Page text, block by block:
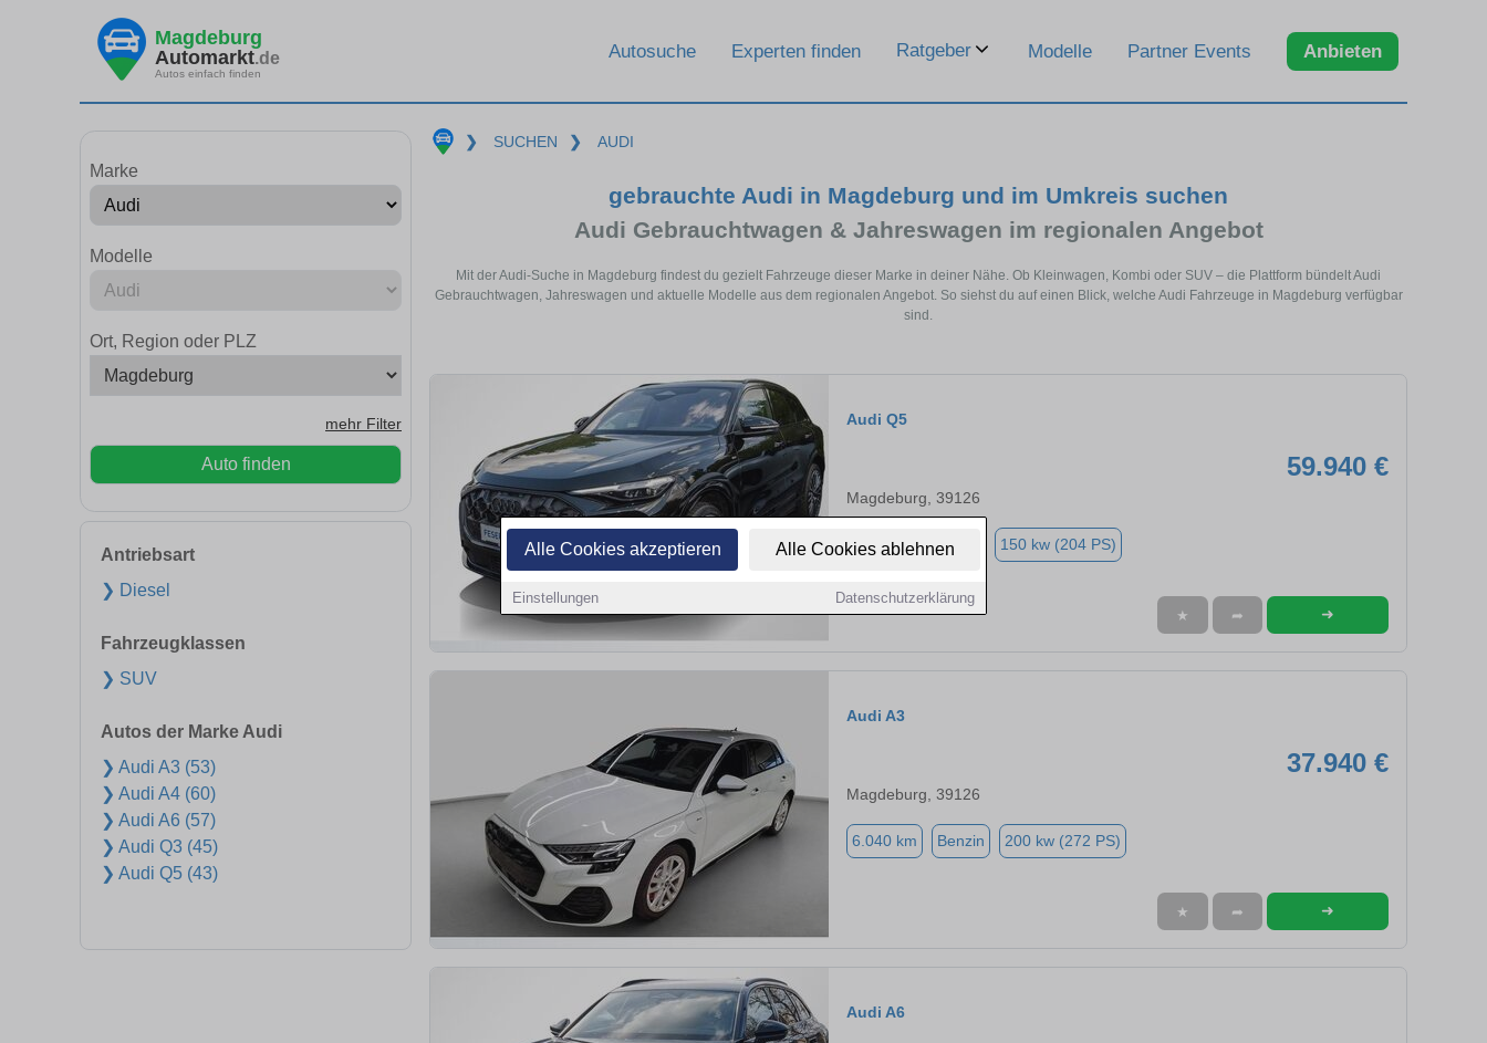
Alle Cookies akzeptieren Alle Cookies ablehnen
Einstellungen Datenschutzerklärung
Magdeburg
Automarkt.de
Autos einfach finden
Autosuche Experten finden Ratgeber Modelle Partner Events Anbieten
Marke
Modelle
Ort, Region oder PLZ
mehr Filter
Auto finden
Antriebsart
❯ Diesel
Fahrzeugklassen
❯ SUV
Autos der Marke Audi
❯ Audi A3 (53)
❯ Audi A4 (60)
❯ Audi A6 (57)
❯ Audi Q3 (45)
❯ Audi Q5 (43)
❯ SUCHEN ❯ AUDI
gebrauchte Audi in Magdeburg und im Umkreis suchen
Audi Gebrauchtwagen & Jahreswagen im regionalen Angebot
Mit der Audi-Suche in Magdeburg findest du gezielt Fahrzeuge dieser Marke in deiner Nähe. Ob Kleinwagen, Kombi oder SUV – die Plattform bündelt Audi
Gebrauchtwagen, Jahreswagen und aktuelle Modelle aus dem regionalen Angebot. So siehst du auf einen Blick, welche Audi Fahrzeuge in Magdeburg verfügbar
sind.
Audi Q5
59.940 €
Magdeburg, 39126
7.181 km Diesel 150 kw (204 PS)
★ ➦ ➜
Audi A3
37.940 €
Magdeburg, 39126
6.040 km Benzin 200 kw (272 PS)
★ ➦ ➜
Audi A6